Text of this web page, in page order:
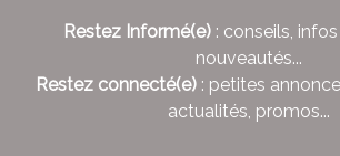
Restez Informé(e): conseils,
nouveautés...
Restez connecté(e): petites
actualités, promos...